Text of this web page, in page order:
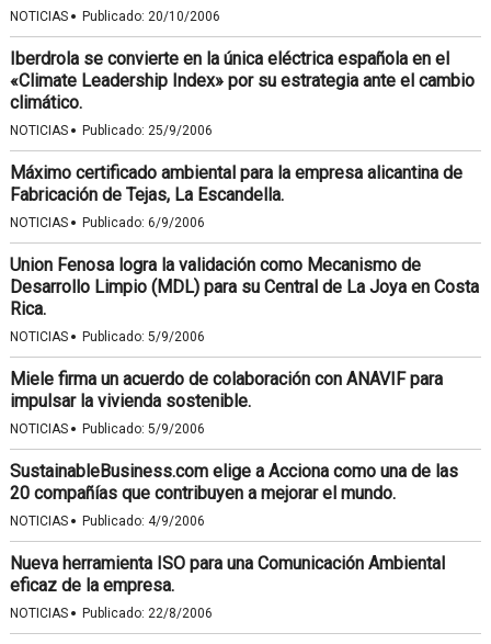
NOTICIAS · Publicado: 20/10/2006
Iberdrola se convierte en la única eléctrica española en el
«Climate Leadership Index» por su estrategia ante el cambio
climático.
NOTICIAS · Publicado: 25/9/2006
Máximo certificado ambiental para la empresa alicantina de
Fabricación de Tejas, La Escandella.
NOTICIAS · Publicado: 6/9/2006
Union Fenosa logra la validación como Mecanismo de
Desarrollo Limpio (MDL) para su Central de La Joya en Costa
Rica.
NOTICIAS · Publicado: 5/9/2006
Miele firma un acuerdo de colaboración con ANAVIF para
impulsar la vivienda sostenible.
NOTICIAS · Publicado: 5/9/2006
SustainableBusiness.com elige a Acciona como una de las
20 compañías que contribuyen a mejorar el mundo.
NOTICIAS · Publicado: 4/9/2006
Nueva herramienta ISO para una Comunicación Ambiental
eficaz de la empresa.
NOTICIAS · Publicado: 22/8/2006